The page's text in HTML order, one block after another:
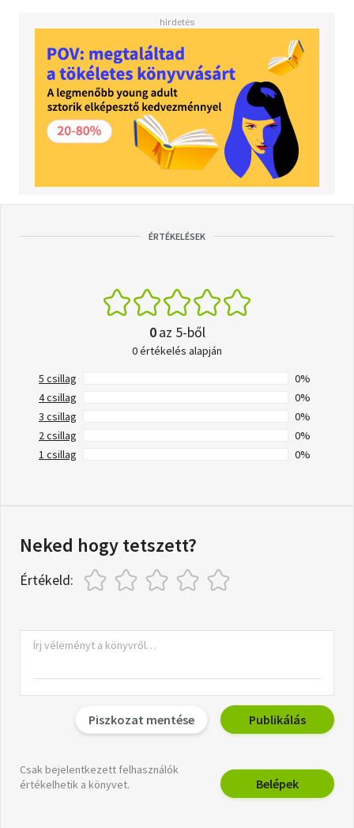
ÉRTÉKELÉSEK
0az 5-ből
0 értékelés alapján
5 csillag
0%
4 csillag
0%
3 csillag
0%
2 csillag
0%
1 csillag
0%
Neked hogy tetszett?
Értékeld:
Piszkozat mentése Publikálás
Csak bejelentkezett felhasználók
értékelhetik a könyvet.
Belépek